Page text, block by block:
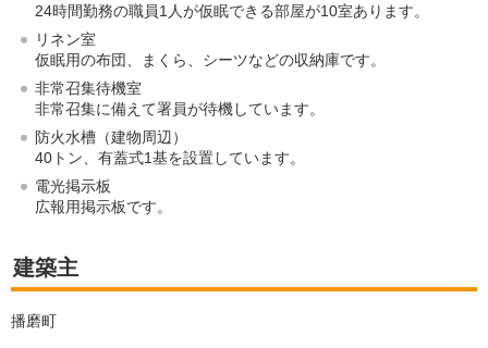
24時間勤務の職員1人が仮眠できる部屋が10室あります。
リネン室
仮眠用の布団、まくら、シーツなどの収納庫です。
非常召集待機室
非常召集に備えて署員が待機しています。
防火水槽（建物周辺）
40トン、有蓋式1基を設置しています。
電光掲示板
広報用掲示板です。
建築主
播磨町